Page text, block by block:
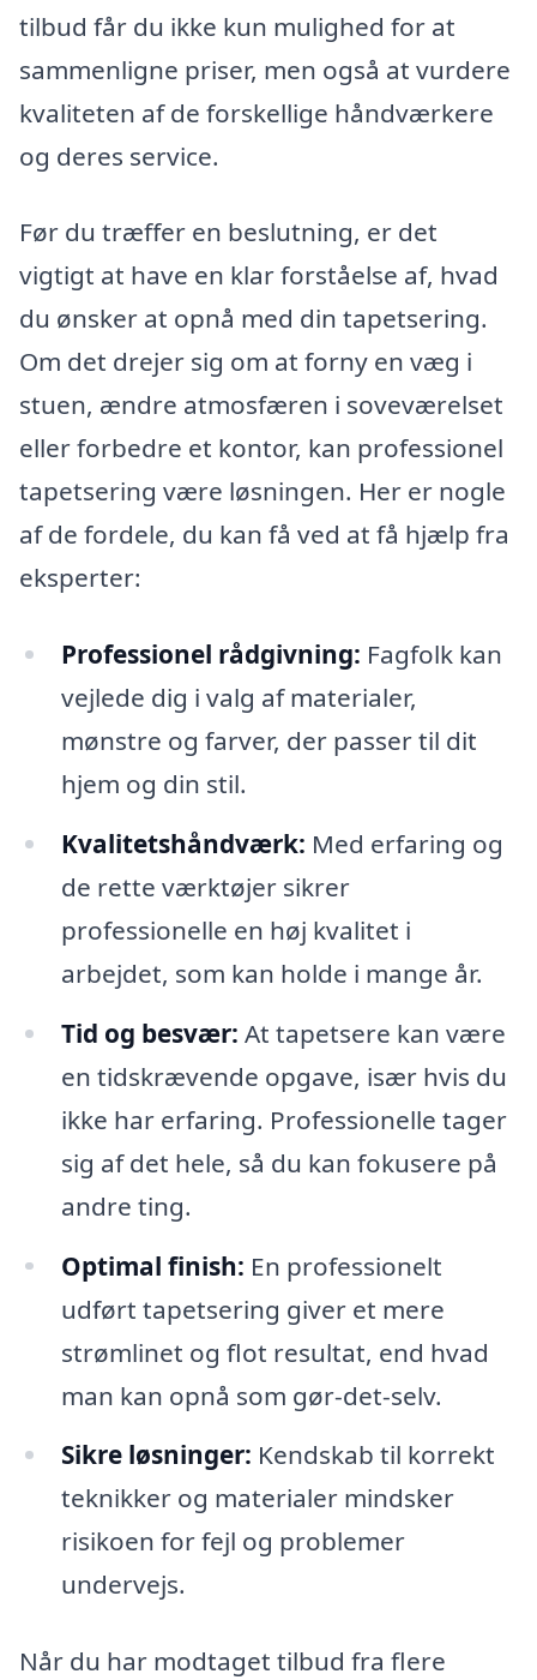
tilbud får du ikke kun mulighed for at
sammenligne priser, men også at vurdere
kvaliteten af de forskellige håndværkere
og deres service.
Før du træffer en beslutning, er det
vigtigt at have en klar forståelse af, hvad
du ønsker at opnå med din tapetsering.
Om det drejer sig om at forny en væg i
stuen, ændre atmosfæren i soveværelset
eller forbedre et kontor, kan professionel
tapetsering være løsningen. Her er nogle
af de fordele, du kan få ved at få hjælp fra
eksperter:
Professionel rådgivning: Fagfolk kan
vejlede dig i valg af materialer,
mønstre og farver, der passer til dit
hjem og din stil.
Kvalitetshåndværk: Med erfaring og
de rette værktøjer sikrer
professionelle en høj kvalitet i
arbejdet, som kan holde i mange år.
Tid og besvær: At tapetsere kan være
en tidskrævende opgave, især hvis du
ikke har erfaring. Professionelle tager
sig af det hele, så du kan fokusere på
andre ting.
Optimal finish: En professionelt
udført tapetsering giver et mere
strømlinet og flot resultat, end hvad
man kan opnå som gør-det-selv.
Sikre løsninger: Kendskab til korrekt
teknikker og materialer mindsker
risikoen for fejl og problemer
undervejs.
Når du har modtaget tilbud fra flere